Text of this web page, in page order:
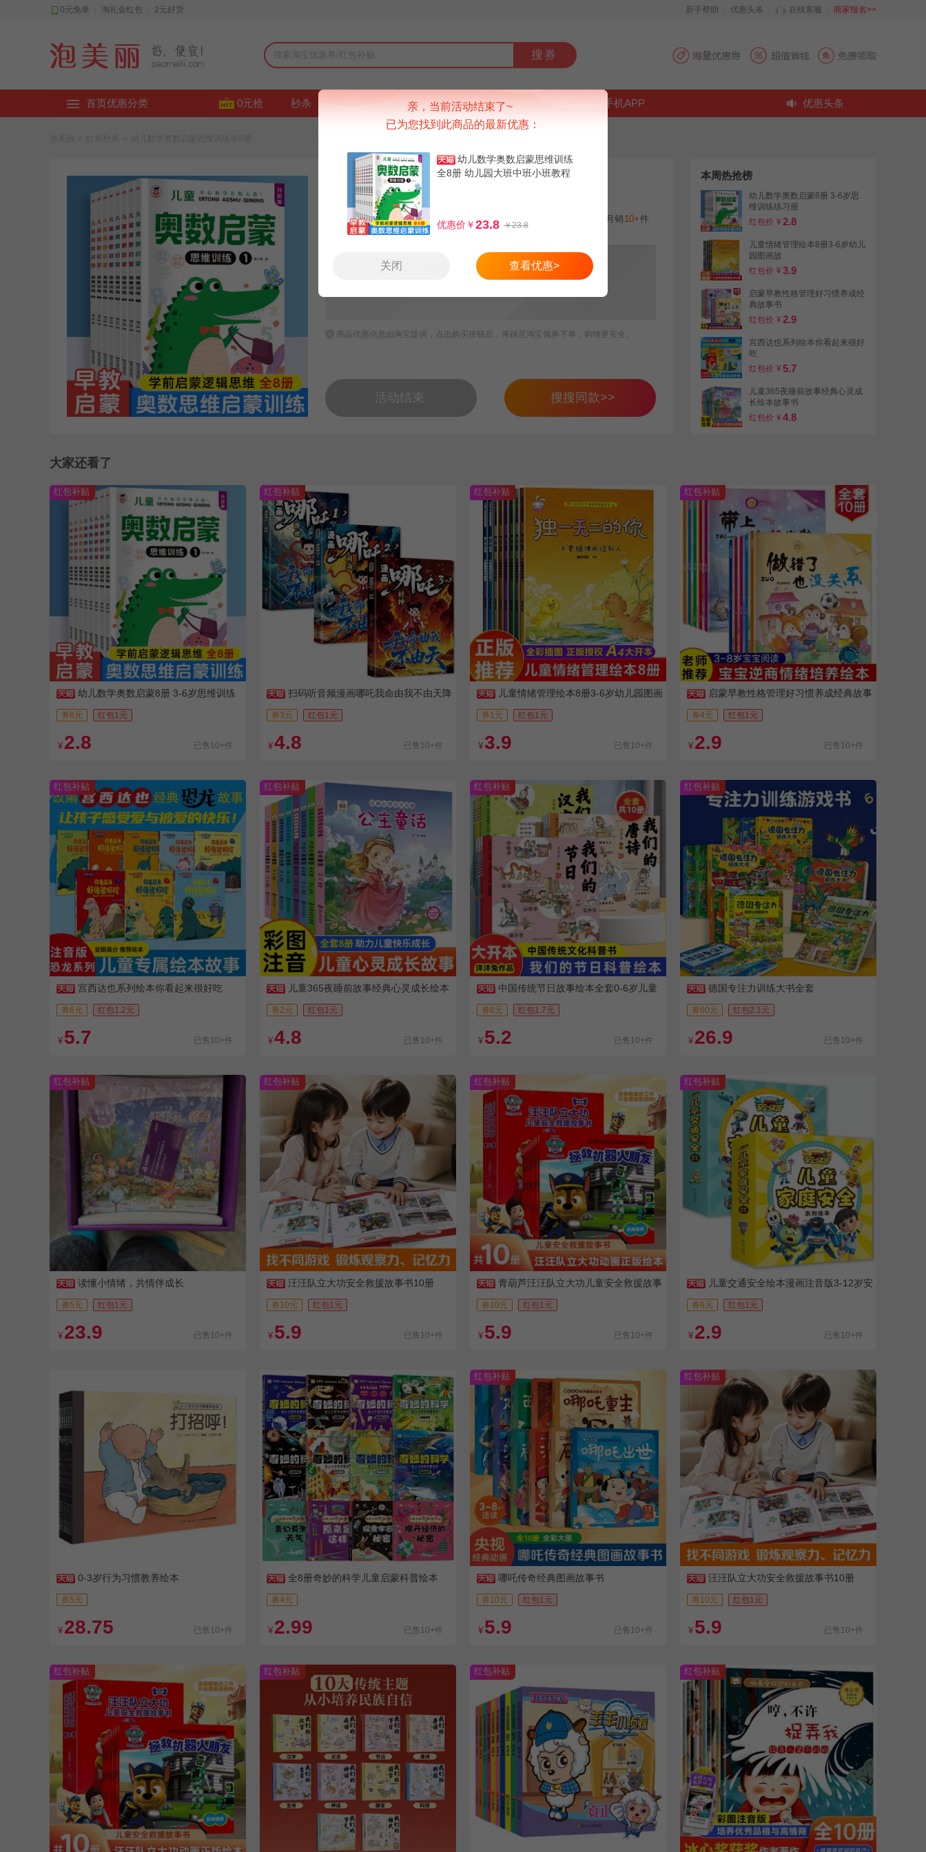
0元免单 淘礼金红包 2元好货 新手帮助 优惠头条 在线客服 商家报名>>
搜券
首页优惠分类 0元抢 秒杀 好货 品牌 上新 排行榜 手机APP 优惠头条
幼儿数学奥数启蒙思维训练全8册
领券减6元 手机红包1元 月销 10+件
2.8
商品优惠信息由淘宝提供，点击购买按钮后，将跳至淘宝领券下单，购物更安全。
活动结束 搜搜同款>>
本周热抢榜
幼儿数学奥数启蒙8册 3-6岁思
维训练练习册
红包价 ¥2.8
儿童情绪管理绘本8册3-6岁幼儿
园图画故
红包价 ¥3.9
启蒙早教性格管理好习惯养成经
典故事书
红包价 ¥2.9
宫西达也系列绘本你看起来很好
吃
红包价 ¥5.7
儿童365夜睡前故事经典心灵成
长绘本故事书
红包价 ¥4.8
大家还看了
红包补贴
幼儿数学奥数启蒙8册 3-6岁思维训练
练习册
券6元 红包1元
¥ 2.8 已售10+件
红包补贴
扫码听音频漫画哪吒我命由我不由天降
世闹海封神哪吒漫画书哪吒闹
券3元 红包1元
¥4.8 已售10+件
红包补贴
儿童情绪管理绘本8册3-6岁幼儿园图画
故券1元 红包1元
¥ 3.9 已售10+件
红包补贴
启蒙早教性格管理好习惯养成经典故事
书券4元 红包1元
¥ 2.9 已售10+件
红包补贴
宫西达也系列绘本你看起来很好吃
券6元 红包1.2元
¥ 5.7 已售10+件
红包补贴
儿童365夜睡前故事经典心灵成长绘本
故事书
券2元 红包1元
¥4.8 已售10+件
红包补贴
中国传统节日故事绘本全套0-6岁儿童
书籍
券6元 红包1.7元
¥ 5.2 已售10+件
红包补贴
德国专注力训练大书全套
券60元 红包2.1元
¥ 26.9 已售10+件
红包补贴
读懂小情绪，共情伴成长
券5元 红包1元
¥ 23.9 已售10+件
红包补贴
汪汪队立大功安全救援故事书10册
券10元 红包1元
¥ 5.9 已售10+件
红包补贴
青葫芦汪汪队立大功儿童安全救援故事
书券10元 红包1元
¥ 5.9 已售10+件
红包补贴
儿童交通安全绘本漫画注音版3-12岁安
全教育
券6元 红包1元
¥ 2.9 已售10+件
0-3岁行为习惯教养绘本
券5元
¥ 28.75 已售10+件
全8册奇妙的科学儿童启蒙科普绘本
券4元
¥ 2.99 已售10+件
红包补贴
哪吒传奇经典图画故事书
券10元 红包1元
¥ 5.9 已售10+件
红包补贴
汪汪队立大功安全救援故事书10册
券10元 红包1元
¥ 5.9 已售10+件
红包补贴 红包补贴 红包补贴 红包补贴
亲，当前活动结束了~
已为您找到此商品的最新优惠：
幼儿数学奥数启蒙思维训练
全8册 幼儿园大班中班小班教程
优惠价￥23.8 ￥23.8
关闭 查看优惠>